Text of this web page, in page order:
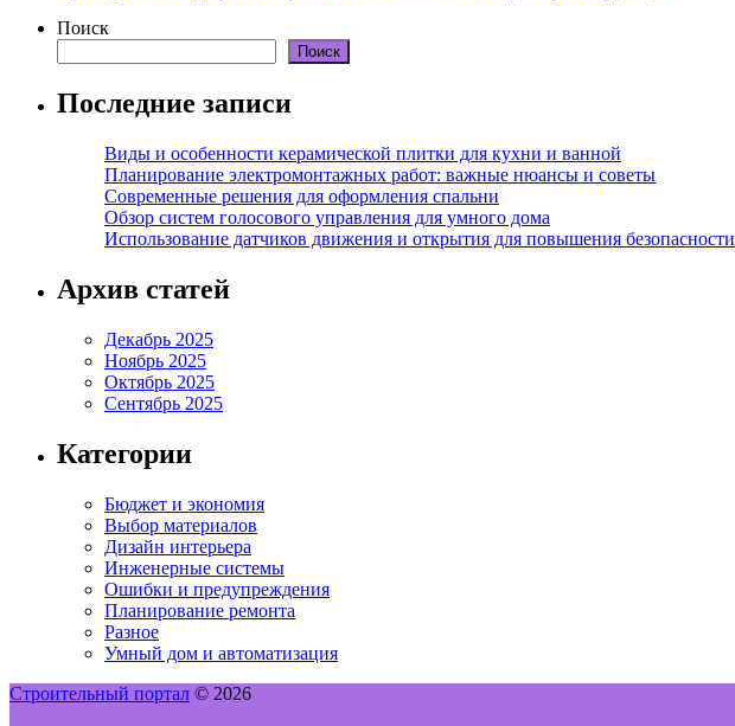
Поиск
Поиск
Последние записи
Виды и особенности керамической плитки для кухни и ванной
Планирование электромонтажных работ: важные нюансы и советы
Современные решения для оформления спальни
Обзор систем голосового управления для умного дома
Использование датчиков движения и открытия для повышения безопасности
Архив статей
Декабрь 2025
Ноябрь 2025
Октябрь 2025
Сентябрь 2025
Категории
Бюджет и экономия
Выбор материалов
Дизайн интерьера
Инженерные системы
Ошибки и предупреждения
Планирование ремонта
Разное
Умный дом и автоматизация
Строительный портал © 2026